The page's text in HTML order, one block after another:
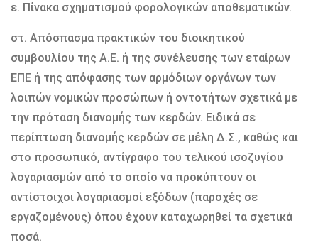
ε. Πίνακα σχηματισμού φορολογικών αποθεματικών.
στ. Απόσπασμα πρακτικών του διοικητικού
συμβουλίου της Α.Ε. ή της συνέλευσης των εταίρων
ΕΠΕ ή της απόφασης των αρμόδιων οργάνων των
λοιπών νομικών προσώπων ή οντοτήτων σχετικά με
την πρόταση διανομής των κερδών. Ειδικά σε
περίπτωση διανομής κερδών σε μέλη Δ.Σ., καθώς και
στο προσωπικό, αντίγραφο του τελικού ισοζυγίου
λογαριασμών από το οποίο να προκύπτουν οι
αντίστοιχοι λογαριασμοί εξόδων (παροχές σε
εργαζομένους) όπου έχουν καταχωρηθεί τα σχετικά
ποσά.